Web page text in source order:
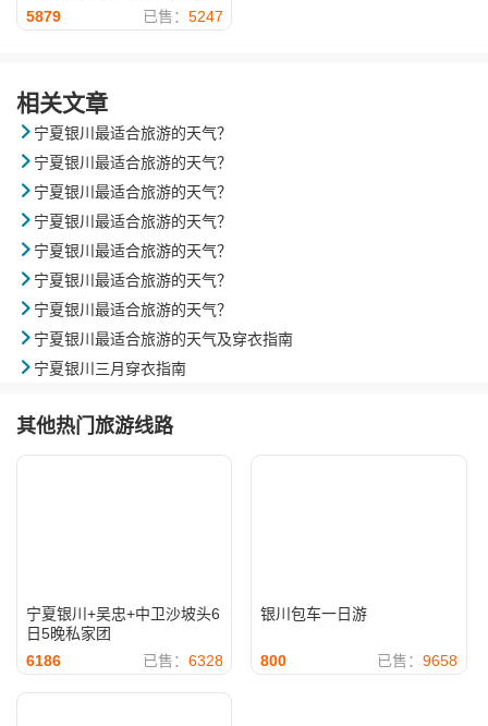
5879
已售： 5247
相关文章
 宁夏银川最适合旅游的天气？
 宁夏银川最适合旅游的天气？
 宁夏银川最适合旅游的天气？
 宁夏银川最适合旅游的天气？
 宁夏银川最适合旅游的天气？
 宁夏银川最适合旅游的天气？
 宁夏银川最适合旅游的天气？
 宁夏银川最适合旅游的天气及穿衣指南
 宁夏银川三月穿衣指南
其他热门旅游线路
宁夏银川+吴忠+中卫沙坡头6
日5晚私家团
6186
已售： 6328
银川包车一日游
800 已售： 9658